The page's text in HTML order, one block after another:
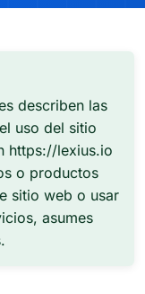
describen las
uso del sitio
https://lexius.io
o productos
sitio web o usar
asumes